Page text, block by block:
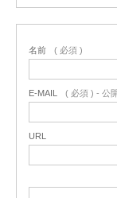
名前 ( 必須 )
E-MAIL ( 必須 ) - 公
URL